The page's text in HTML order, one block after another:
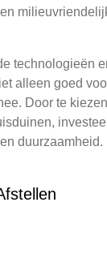
technologieën
alleen goed
Door te
duurzaamheid.